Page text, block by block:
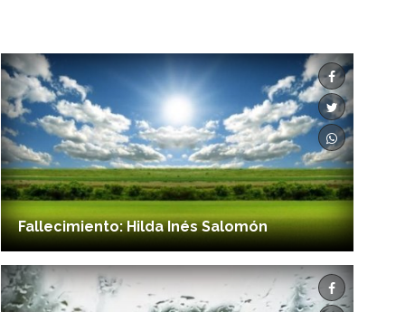
Fallecimiento: Hilda Inés Salomón